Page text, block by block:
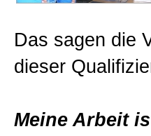
Das sagen die
dieser
Meine Arbeit